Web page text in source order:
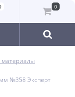
0
материалы
№358 Эксперт